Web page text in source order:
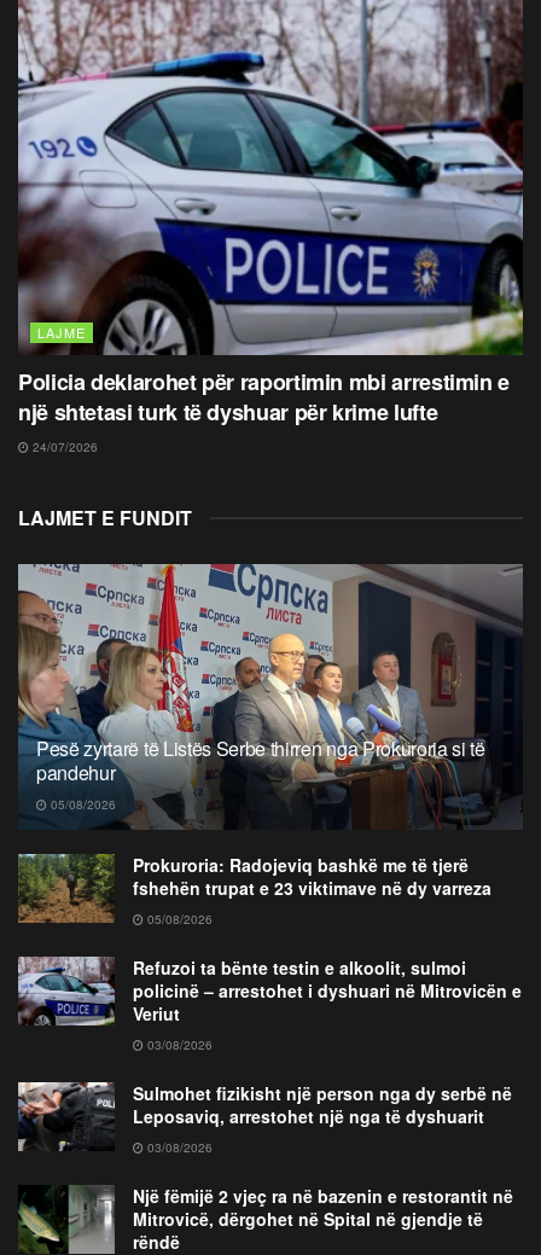
LAJME
Policia deklarohet për raportimin mbi arrestimin e
një shtetasi turk të dyshuar për krime lufte
24/07/2026
LAJMET E FUNDIT
Pesë zyrtarë të Listës Serbe thirren nga Prokuroria si të
pandehur
05/08/2026
Prokuroria: Radojeviq bashkë me të tjerë
fshehën trupat e 23 viktimave në dy varreza
05/08/2026
Refuzoi ta bënte testin e alkoolit, sulmoi
policinë – arrestohet i dyshuari në Mitrovicën e
Veriut
03/08/2026
Sulmohet fizikisht një person nga dy serbë në
Leposaviq, arrestohet një nga të dyshuarit
03/08/2026
Një fëmijë 2 vjeç ra në bazenin e restorantit në
Mitrovicë, dërgohet në Spital në gjendje të
rëndë